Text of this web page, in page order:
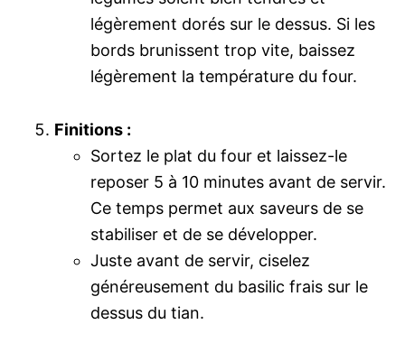
légèrement dorés sur le dessus. Si les
bords brunissent trop vite, baissez
légèrement la température du four.
Finitions :
Sortez le plat du four et laissez-le
reposer 5 à 10 minutes avant de servir.
Ce temps permet aux saveurs de se
stabiliser et de se développer.
Juste avant de servir, ciselez
généreusement du basilic frais sur le
dessus du tian.